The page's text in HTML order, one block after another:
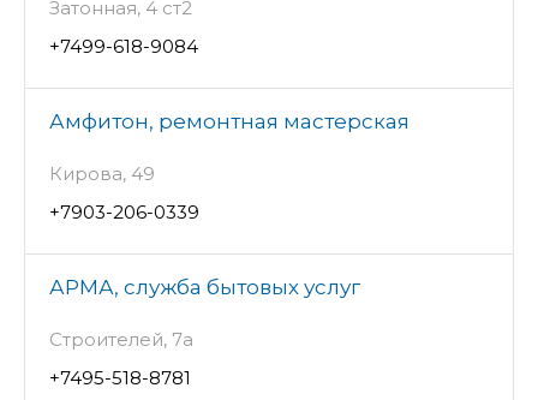
Затонная, 4 ст2
+7499-618-9084
Амфитон, ремонтная мастерская
Кирова, 49
+7903-206-0339
АРМА, служба бытовых услуг
Строителей, 7а
+7495-518-8781